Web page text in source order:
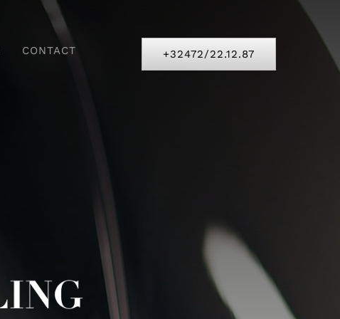
CONTACT +32472/22.12.87